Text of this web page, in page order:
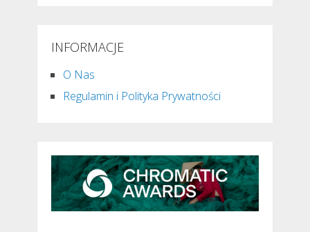
INFORMACJE
O Nas
Regulamin i Polityka Prywatności